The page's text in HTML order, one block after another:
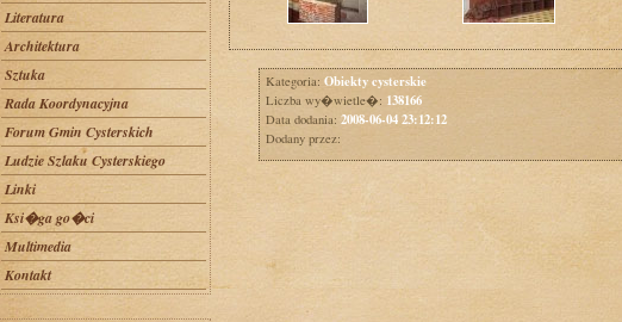
Literatura
Architektura
Sztuka
Rada Koordynacyjna
Forum Gmin Cysterskich
Ludzie Szlaku Cysterskiego
Linki
Ksi�ga go�ci
Multimedia
Kontakt
Kategoria: Obiekty cysterskie
Liczba wy�wietle�: 138166
Data dodania: 2008-06-04 23:12:12
Dodany przez: